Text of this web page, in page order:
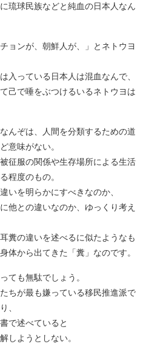
琉球民族などと純血の日本人なん
ョンが、朝鮮人が、」とネトウヨ
入っている日本人は混血なんで、
己で唾をぶつけるいるネトウヨは
んぞは、人間を分類するための道
意味がない。
征服の関係や生存場所による生活
程度のもの。
いを明らかにすべきなのか、
他との違いなのか、ゆっくり考え
糞の違いを述べるに似たようなも
体から出てきた「糞」なのです。
ても無駄でしょう。
ちが最も嫌っている移民推進派で
、
で述べていると
しようとしない。